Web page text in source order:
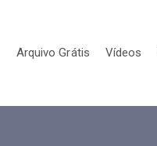
Arquivo Grátis Vídeos